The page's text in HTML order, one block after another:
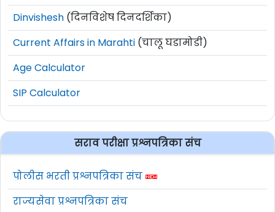
Dinvishesh (दिनविशेष दिनदर्शिका)
Current Affairs in Marahti (चालू घडामोडी)
Age Calculator
SIP Calculator
सराव परीक्षा प्रश्नपत्रिका संच
पोलीस भरती प्रश्नपत्रिका संच
राज्यसेवा प्रश्नपत्रिका संच